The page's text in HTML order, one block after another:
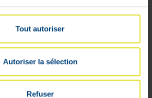
Tout autoriser
Autoriser la sélection
Refuser
45 Gélules